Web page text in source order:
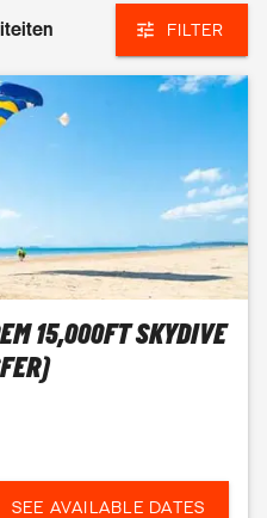
FILTER
15,000FT SKYDIVE
SEE AVAILABLE DATES